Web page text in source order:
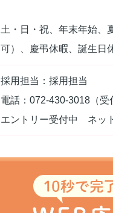
土・日・祝、年末年始、
可）、慶弔休暇、誕生日
採用担当：採用担当
電話：072-430-3018（受
エントリー受付中 ネッ